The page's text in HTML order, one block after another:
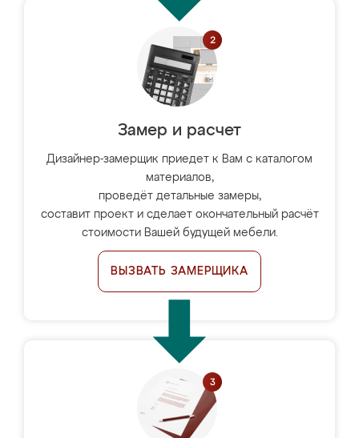
Замер и расчет
Дизайнер-замерщик приедет к Вам с каталогом
материалов,
проведёт детальные замеры,
составит проект и сделает окончательный расчёт
стоимости Вашей будущей мебели.
ВЫЗВАТЬ ЗАМЕРЩИКА